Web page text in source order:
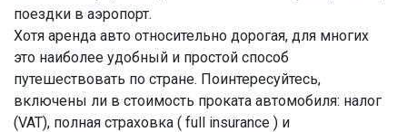
поездки в аэропорт.
Хотя аренда авто относительно дорогая, для многих
это наиболее удобный и простой способ
путешествовать по стране. Поинтересуйтесь,
включены ли в стоимость проката автомобиля: налог
(VAT), полная страховка ( full insurance ) и